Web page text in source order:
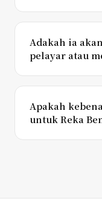
Adakah ia
pelayar atau
Apakah
untuk Reka